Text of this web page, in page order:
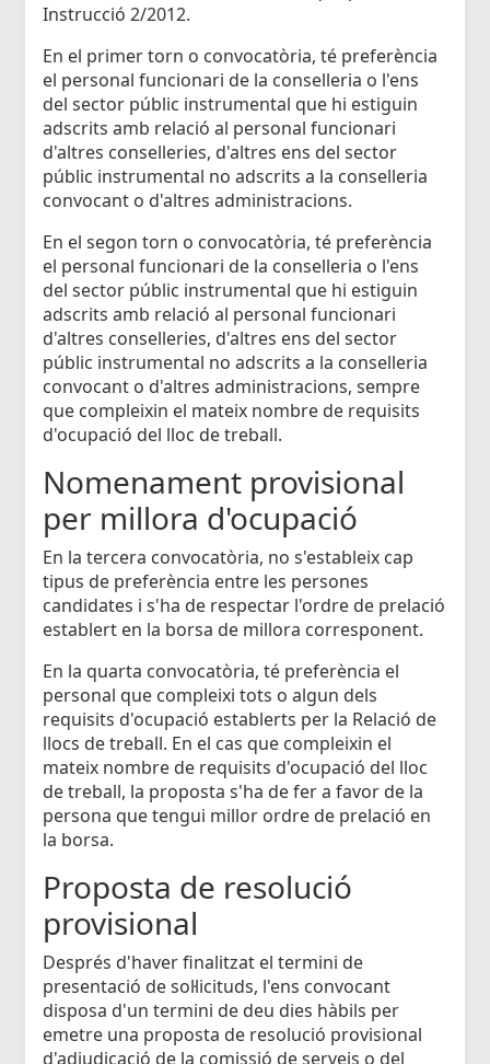
Instrucció 2/2012.
En el primer torn o convocatòria, té preferència
el personal funcionari de la conselleria o l'ens
del sector públic instrumental que hi estiguin
adscrits amb relació al personal funcionari
d'altres conselleries, d'altres ens del sector
públic instrumental no adscrits a la conselleria
convocant o d'altres administracions.
En el segon torn o convocatòria, té preferència
el personal funcionari de la conselleria o l'ens
del sector públic instrumental que hi estiguin
adscrits amb relació al personal funcionari
d'altres conselleries, d'altres ens del sector
públic instrumental no adscrits a la conselleria
convocant o d'altres administracions, sempre
que compleixin el mateix nombre de requisits
d'ocupació del lloc de treball.
Nomenament provisional
per millora d'ocupació
En la tercera convocatòria, no s'estableix cap
tipus de preferència entre les persones
candidates i s'ha de respectar l'ordre de prelació
establert en la borsa de millora corresponent.
En la quarta convocatòria, té preferència el
personal que compleixi tots o algun dels
requisits d'ocupació establerts per la Relació de
llocs de treball. En el cas que compleixin el
mateix nombre de requisits d'ocupació del lloc
de treball, la proposta s'ha de fer a favor de la
persona que tengui millor ordre de prelació en
la borsa.
Proposta de resolució
provisional
Després d'haver finalitzat el termini de
presentació de sol·licituds, l'ens convocant
disposa d'un termini de deu dies hàbils per
emetre una proposta de resolució provisional
d'adjudicació de la comissió de serveis o del